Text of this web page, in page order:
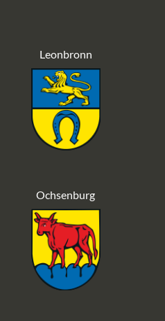
Leonbronn
Ochsenburg